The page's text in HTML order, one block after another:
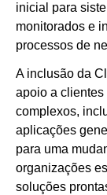
inicial para
monitorados e
processos de
A inclusão da
apoio a clientes
complexos,
aplicações
para uma
organizações
soluções